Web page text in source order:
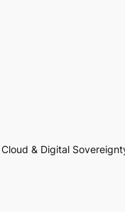
& Digital